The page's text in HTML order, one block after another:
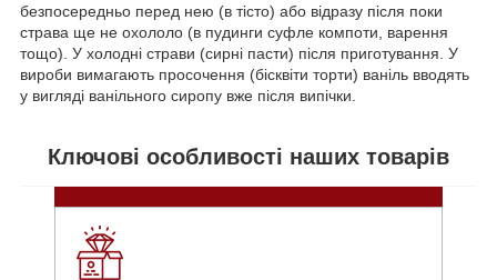
безпосередньо перед нею (в тісто) або відразу після поки
страва ще не охололо (в пудинги суфле компоти, варення
тощо). У холодні страви (сирні пасти) після приготування. У
вироби вимагають просочення (бісквіти торти) ваніль вводять
у вигляді ванільного сиропу вже після випічки.
Ключові особливості наших товарів